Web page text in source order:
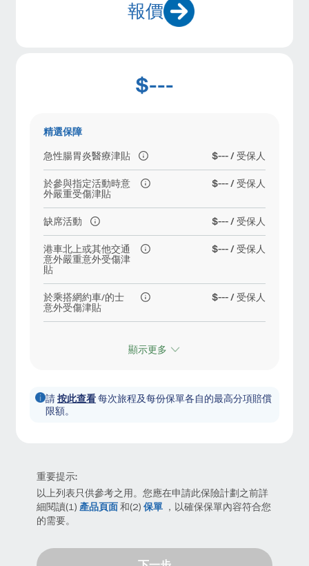
報價
精選保障
急性腸胃炎醫療津貼 $--- / 受保人
於參與指定活動時意
外嚴重受傷津貼
$--- / 受保人
缺席活動 $--- / 受保人
港車北上或其他交通
意外嚴重意外受傷津
貼
$--- / 受保人
於乘搭網約車/的士
意外受傷津貼
$--- / 受保人
顯示更多
$---
請按此查看每次旅程及每份保單各自的最高分項賠償
限額。
重要提示:
以上列表只供參考之用。您應在申請此保險計劃之前詳
細閱讀(1) 產品頁面和(2)保單 ，以確保保單內容符合您
的需要。